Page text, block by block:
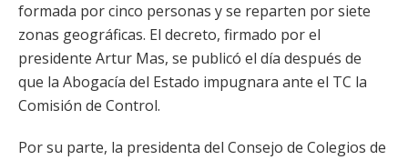
formada por cinco personas y se reparten por siete
zonas geográficas. El decreto, firmado por el
presidente Artur Mas, se publicó el día después de
que la Abogacía del Estado impugnara ante el TC la
Comisión de Control.
Por su parte, la presidenta del Consejo de Colegios de